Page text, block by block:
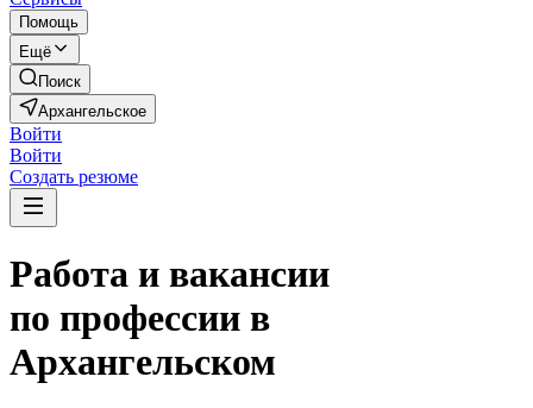
Помощь
Ещё
Поиск
Архангельское
Войти
Войти
Создать резюме
Работа и вакансии
по профессии в
Архангельском